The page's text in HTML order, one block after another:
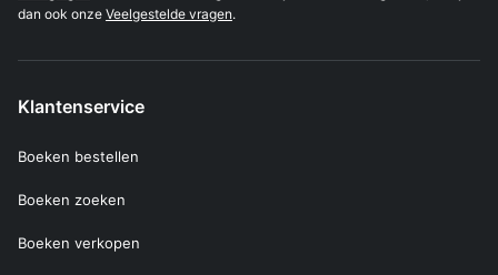
dan ook onze Veelgestelde vragen.
Klantenservice
Boeken bestellen
Boeken zoeken
Boeken verkopen